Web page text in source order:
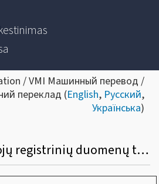
/ VMI Машинный перевод /
переклад (English, Русский,
Українська)
Mokesčių mokėtojų registrinių duomenų tvarkymas